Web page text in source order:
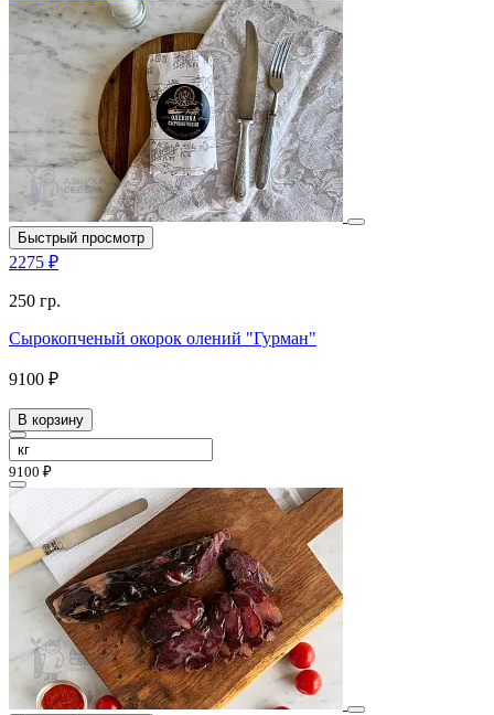
Быстрый просмотр
2275 ₽
250 гр.
Сырокопченый окорок олений "Гурман"
9100 ₽
В корзину
9100 ₽